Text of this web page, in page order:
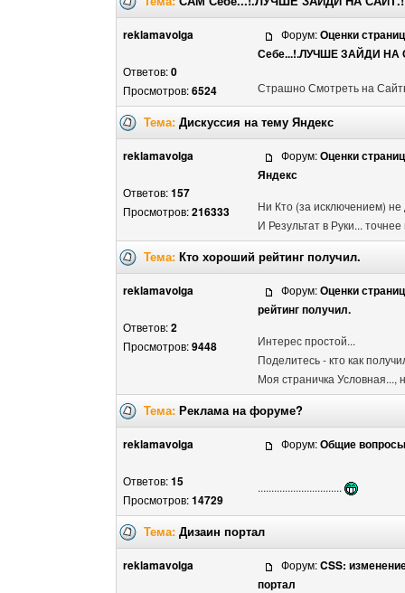
reklamavolga
Ответов:0
Просмотров:6524
Форум:Оценки
Себе...!.ЛУЧШЕ ЗАЙДИ НА
Страшно Смотреть на
Тема: Дискуссия на тему Яндекс
reklamavolga
Ответов:157
Просмотров:216333
Форум:Оценки
Яндекс
Ни Кто (за исключением) не
И Результат в Руки...
Тема: Кто хороший рейтинг получил.
reklamavolga
Ответов:2
Просмотров:9448
Форум:Оценки
рейтинг получил.
Интерес простой...
Поделитесь - кто как
Моя страничка Условная...,
Тема: Реклама на форуме?
reklamavolga
Ответов:15
Просмотров:14729
Форум:Общие вопросы
...............................
Тема: Дизаин портал
reklamavolga Форум:CSS:
портал